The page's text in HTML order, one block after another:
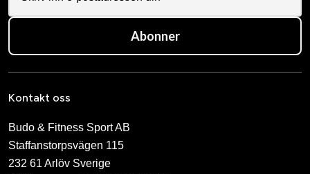
Abonner
Kontakt oss
Budo & Fitness Sport AB
Staffanstorpsvägen 115
232 61 Arlöv Sverige